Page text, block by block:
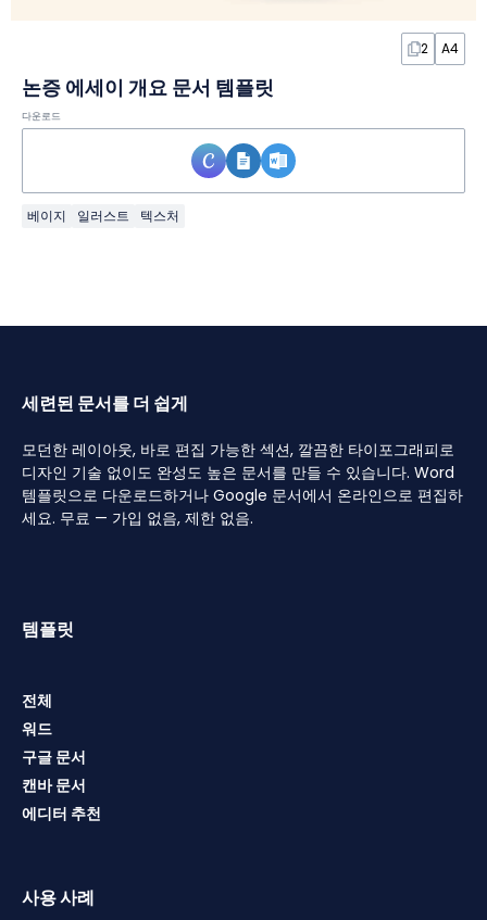
2 A4
논증 에세이 개요 문서 템플릿
다운로드
베이지 일러스트 텍스처
세련된 문서를 더 쉽게
모던한 레이아웃, 바로 편집 가능한 섹션, 깔끔한 타이포그래피로
디자인 기술 없이도 완성도 높은 문서를 만들 수 있습니다. Word
템플릿으로 다운로드하거나 Google 문서에서 온라인으로 편집하
세요. 무료 — 가입 없음, 제한 없음.
템플릿
전체
워드
구글 문서
캔바 문서
에디터 추천
사용 사례